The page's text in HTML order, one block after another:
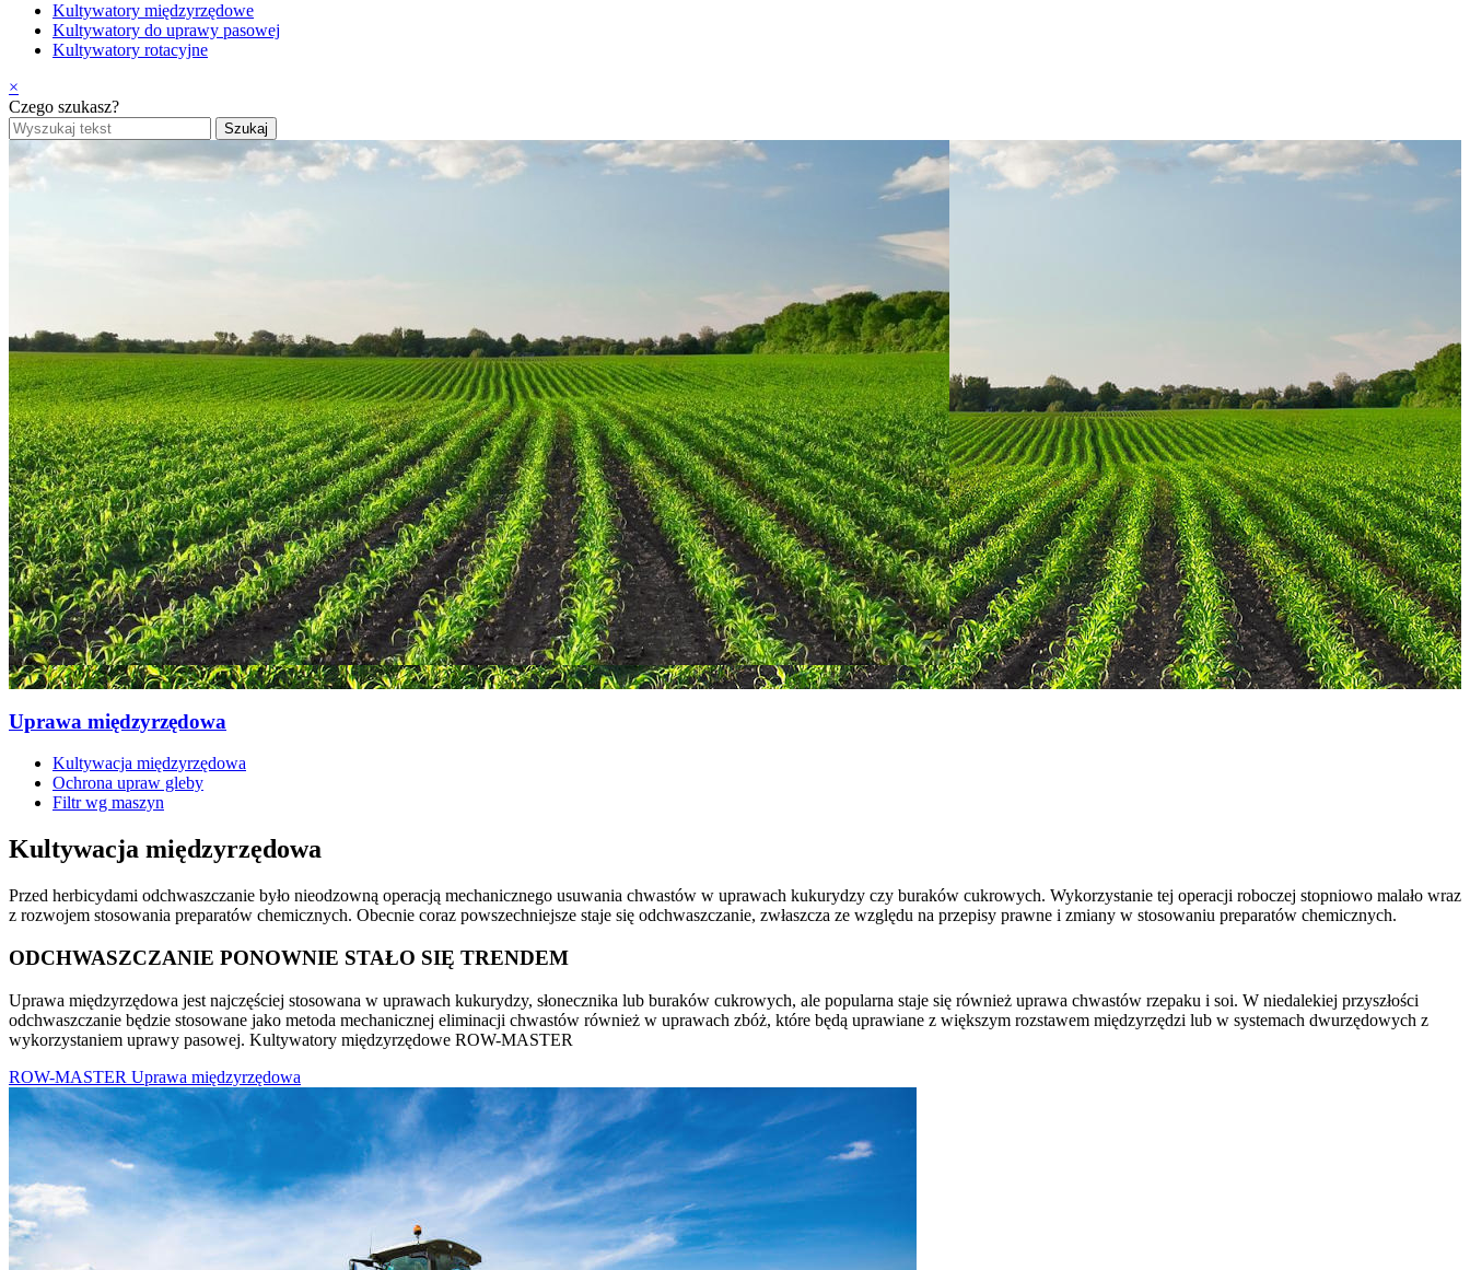
Kultywatory międzyrzędowe
Kultywatory do uprawy pasowej
Kultywatory rotacyjne
×
Czego szukasz?
Uprawa międzyrzędowa
Kultywacja międzyrzędowa
Ochrona upraw gleby
Filtr wg maszyn
Kultywacja międzyrzędowa
Przed herbicydami odchwaszczanie było nieodzowną operacją mechanicznego usuwania chwastów w uprawach kukurydzy czy buraków cukrowych. Wykorzystanie tej operacji roboczej stopniowo malało wraz
z rozwojem stosowania preparatów chemicznych. Obecnie coraz powszechniejsze staje się odchwaszczanie, zwłaszcza ze względu na przepisy prawne i zmiany w stosowaniu preparatów chemicznych.
ODCHWASZCZANIE PONOWNIE STAŁO SIĘ TRENDEM
Uprawa międzyrzędowa jest najczęściej stosowana w uprawach kukurydzy, słonecznika lub buraków cukrowych, ale popularna staje się również uprawa chwastów rzepaku i soi. W niedalekiej przyszłości
odchwaszczanie będzie stosowane jako metoda mechanicznej eliminacji chwastów również w uprawach zbóż, które będą uprawiane z większym rozstawem międzyrzędzi lub w systemach dwurzędowych z
wykorzystaniem uprawy pasowej. Kultywatory międzyrzędowe ROW-MASTER
ROW-MASTER Uprawa międzyrzędowa